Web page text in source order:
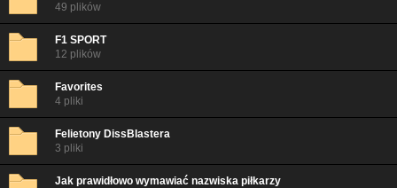
49 plików
F1 SPORT
12 plików
Favorites
4 pliki
Felietony DissBlastera
3 pliki
Jak prawidłowo wymawiać nazwiska piłkarzy